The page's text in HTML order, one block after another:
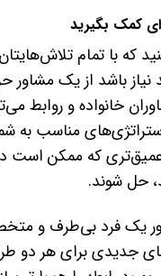
که با تمام
نیاز باشد از یک مشاور
خانواده و روابط
استراتژی‌های مناسب به
که ممکن است
حل شوند.
یک فرد بی‌طرف و
جدیدی برای هر دو